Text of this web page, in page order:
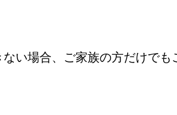
い場合、ご家族の方だけでも